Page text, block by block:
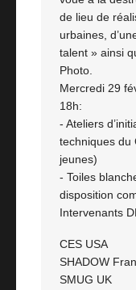
de lieu de
urbaines,
talent » ainsi
Photo.
Mercredi 29
18h:
- Ateliers
techniques du
jeunes)
- Toiles
disposition
Intervenants
CES USA
SHADOW
SMUG UK